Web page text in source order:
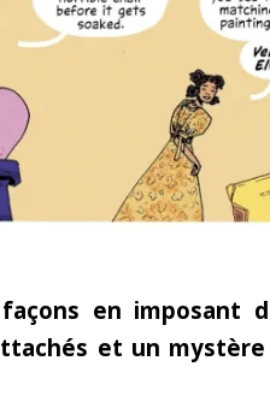
en imposant
et un